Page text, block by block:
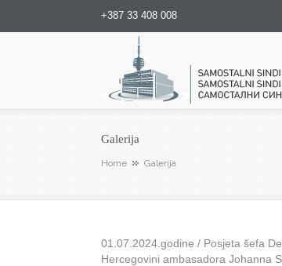
+387 33 408 008
Samostalni sindikat
Galerija
Home Galerija
01.07.2024.godine / Posjeta šefa
Hercegovini ambasadora Johanna